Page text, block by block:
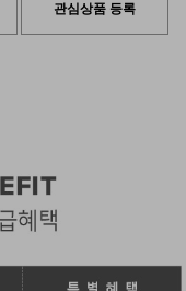
관심상품 등록